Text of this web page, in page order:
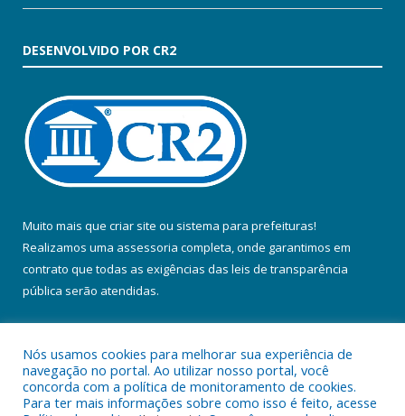
DESENVOLVIDO POR CR2
Muito mais que criar site ou sistema para prefeituras!
Realizamos uma assessoria completa, onde garantimos em
contrato que todas as exigências das leis de transparência
pública serão atendidas.
Nós usamos cookies para melhorar sua experiência de
navegação no portal. Ao utilizar nosso portal, você
concorda com a política de monitoramento de cookies.
Para ter mais informações sobre como isso é feito, acesse